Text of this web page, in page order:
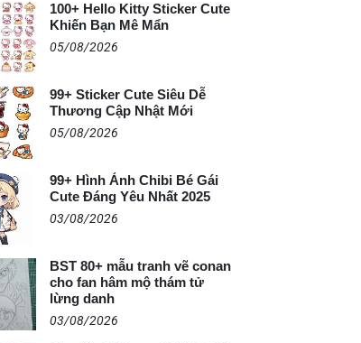
100+ Hello Kitty Sticker Cute
Khiến Bạn Mê Mẩn
05/08/2026
99+ Sticker Cute Siêu Dễ
Thương Cập Nhật Mới
05/08/2026
99+ Hình Ảnh Chibi Bé Gái
Cute Đáng Yêu Nhất 2025
03/08/2026
BST 80+ mẫu tranh vẽ conan
cho fan hâm mộ thám tử
lừng danh
03/08/2026